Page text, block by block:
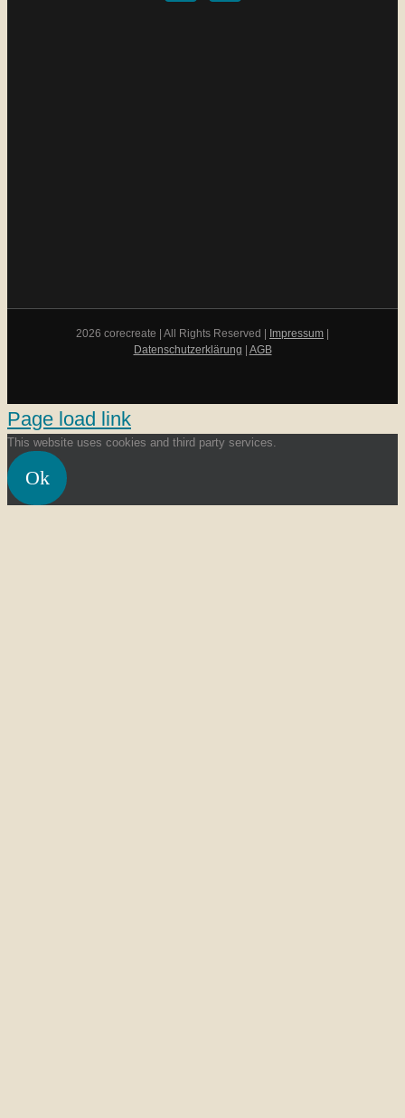
2026 corecreate | All Rights Reserved | Impressum |
Datenschutzerklärung | AGB
Page load link
This website uses cookies and third party services.
Ok